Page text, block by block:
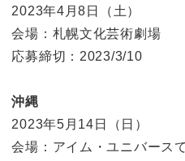
2023年4月8日（土）
会場：札幌文化芸術劇場
応募締切：2023/3/10
沖縄
2023年5月14日（日）
会場：アイム・ユニバース